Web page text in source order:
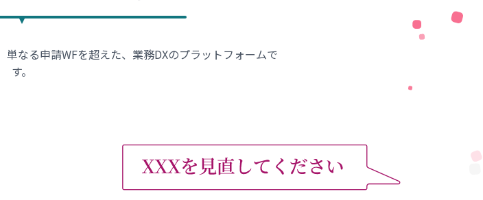
単なる申請WFを超えた、業務DXのプラットフォームで
す。